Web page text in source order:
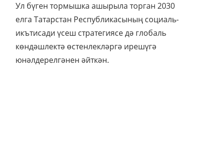
Ул бүген тормышка ашырыла торган 2030
елга Татарстан Республикасының социаль-
икътисади үсеш стратегиясе дә глобаль
көндәшлектә өстенлекләргә ирешүгә
юнәлдерелгәнен әйткән.